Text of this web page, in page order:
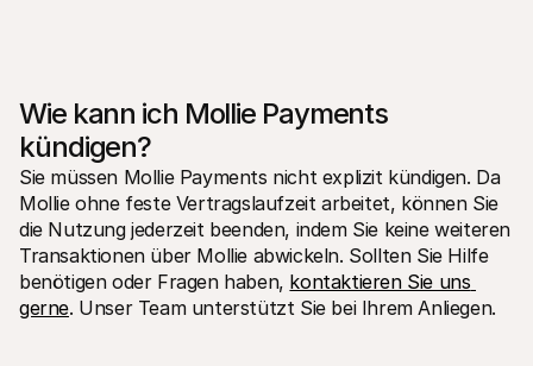
Wie kann ich Mollie Payments
kündigen?
Sie müssen Mollie Payments nicht explizit kündigen. Da
Mollie ohne feste Vertragslaufzeit arbeitet, können Sie
die Nutzung jederzeit beenden, indem Sie keine weiteren
Transaktionen über Mollie abwickeln. Sollten Sie Hilfe
benötigen oder Fragen haben, kontaktieren Sie uns
gerne. Unser Team unterstützt Sie bei Ihrem Anliegen.